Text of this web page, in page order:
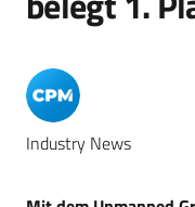
Industry News